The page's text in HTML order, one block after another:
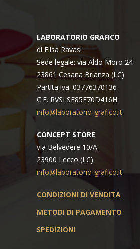
LABORATORIO GRAFICO
di Elisa Ravasi
Sede legale: via Aldo Moro 24
23861 Cesana Brianza (LC)
Partita iva: 03776370136
C.F. RVSLSE85E70D416H
info@laboratorio-grafico.it
CONCEPT STORE
via Belvedere 10/A
23900 Lecco (LC)
info@laboratorio-grafico.it
CONDIZIONI DI VENDITA
METODI DI PAGAMENTO
SPEDIZIONI